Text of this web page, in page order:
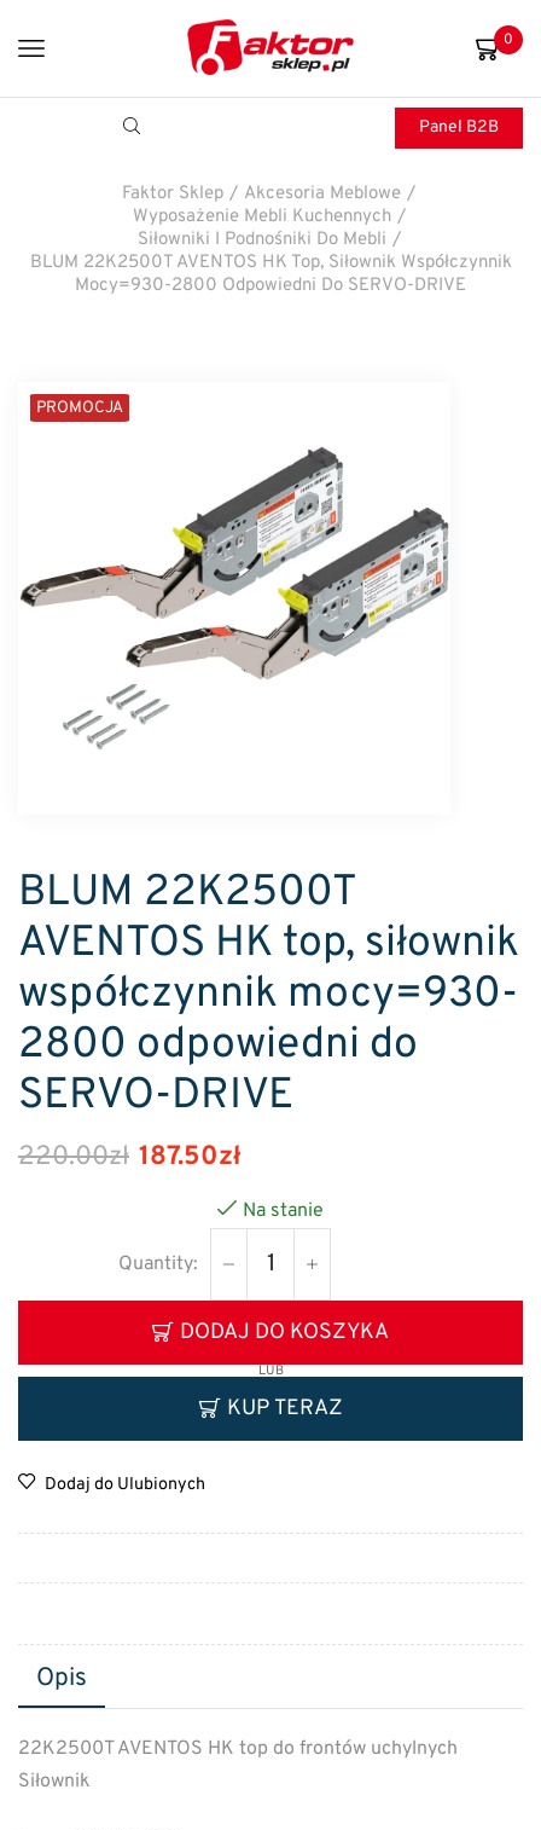
0
Panel B2B
Faktor Sklep / Akcesoria Meblowe /
Wyposażenie Mebli Kuchennych /
Siłowniki I Podnośniki Do Mebli /
BLUM 22K2500T AVENTOS HK Top, Siłownik Współczynnik
Mocy=930-2800 Odpowiedni Do SERVO-DRIVE
PROMOCJA
BLUM 22K2500T
AVENTOS HK top, siłownik
współczynnik mocy=930-
2800 odpowiedni do
SERVO-DRIVE
220.00zł 187.50zł
Na stanie
DODAJ DO KOSZYKA
LUB
KUP TERAZ
Dodaj do Ulubionych
Opis
22K2500T AVENTOS HK top do frontów uchylnych
Siłownik